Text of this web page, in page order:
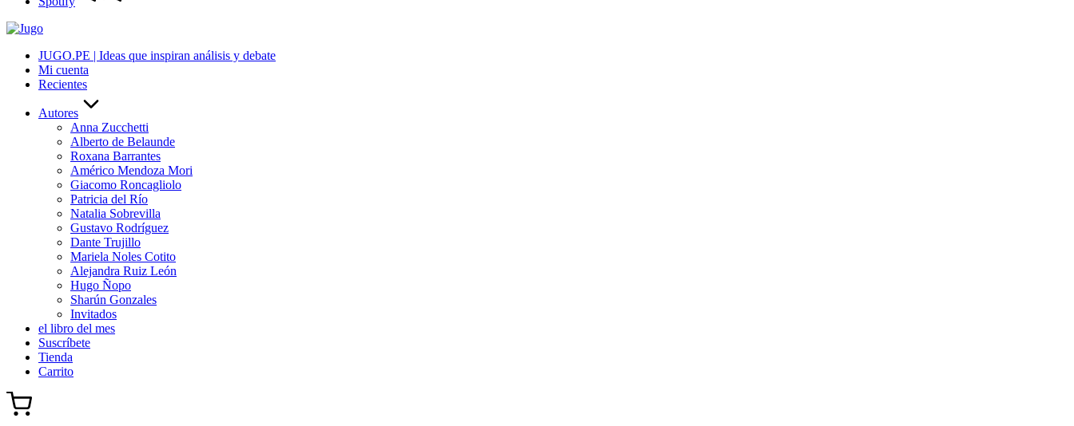
JUGO.PE | Ideas que inspiran análisis y debate
Mi cuenta
Recientes
Autores
Anna Zucchetti
Alberto de Belaunde
Roxana Barrantes
Américo Mendoza Mori
Giacomo Roncagliolo
Patricia del Río
Natalia Sobrevilla
Gustavo Rodríguez
Dante Trujillo
Mariela Noles Cotito
Alejandra Ruiz León
Hugo Ñopo
Sharún Gonzales
Invitados
el libro del mes
Suscríbete
Tienda
Carrito